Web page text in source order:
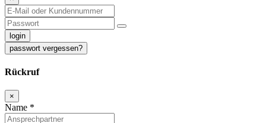
login
passwort vergessen?
Rückruf
×
Name *